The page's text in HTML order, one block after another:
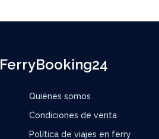
FerryBooking24
Quiénes somos
Condiciones de venta
Política de viajes en ferry